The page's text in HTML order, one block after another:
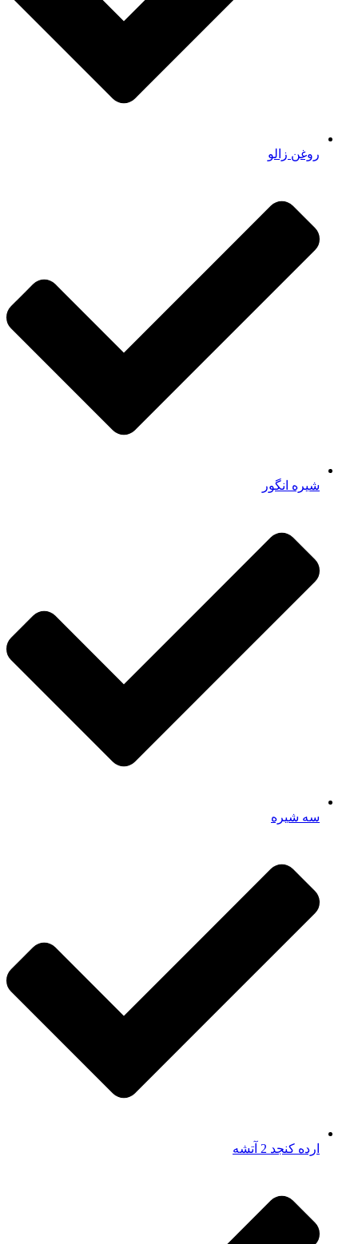
روغن زالو
شیره انگور
سه شیره
ارده کنجد 2 آتشه